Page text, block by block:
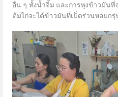
อื่น ๆ ทั้งน้ำจิ้ม และการหุงข้าวมันที่
ต้มไก่จะได้ข้าวมันที่เม็ดร่วนหอมกรุ่